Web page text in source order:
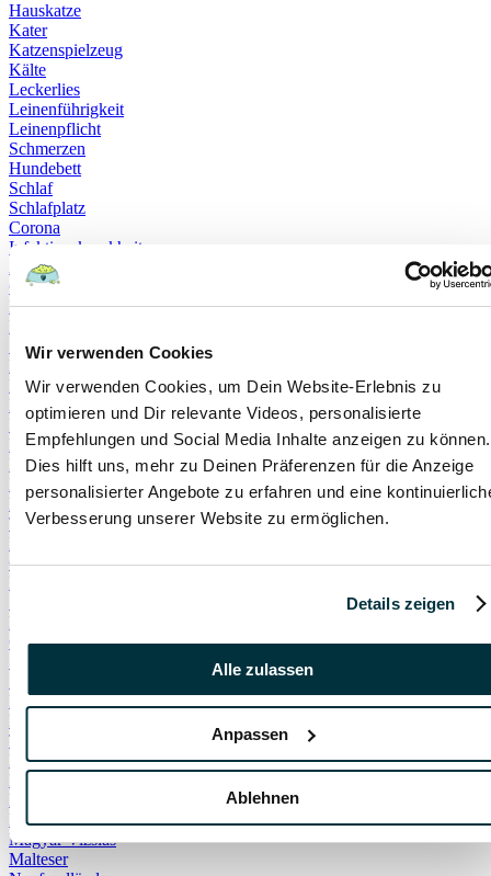
Wir verwenden Cookies
Wir verwenden Cookies, um Dein Website-Erlebnis zu
optimieren und Dir relevante Videos, personalisierte
Empfehlungen und Social Media Inhalte anzeigen zu können.
Dies hilft uns, mehr zu Deinen Präferenzen für die Anzeige
personalisierter Angebote zu erfahren und eine
Verbesserung unserer Website zu ermöglichen.
Details zeigen
Alle zulassen
Anpassen
Ablehnen
Hauskatze
Kater
Katzenspielzeug
Kälte
Leckerlies
Leinenführigkeit
Leinenpflicht
Schmerzen
Hundebett
Schlaf
Schlafplatz
Corona
Infektionskrankheiten
Anschaffung
Geschirr
Halsband
Rollig
Sterilisation
Bewusstlosigkeit
Erbrechen
Hypoglykämie
Insulin
Koordinationsstörung
Krampfanfälle
Lethargie
Notfall
Tödlich
DIY
Gehege
Kaninchen
Hundestrand
Ostsee
Fliegen
Handgepäck
Transportbox
Bernhardiner
Border Collies
Deutscher Schäferhund
Leonberger
Magyar Vizslas
Malteser